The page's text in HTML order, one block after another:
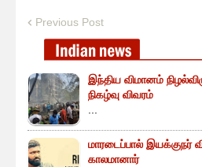
Previous Post
இந்திய விமானம்
நிகழ்வு விவரம்
...
மாரடைப்பால் இயக்குநர்
காலமானார்